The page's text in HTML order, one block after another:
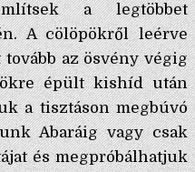
a legtöbbet
A cölöpökről leérve
az ösvény végig
épült kishíd után
a tisztáson megbúvó
Abaráig vagy csak
és megpróbálhatjuk